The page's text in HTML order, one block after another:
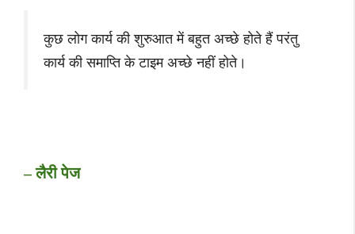
कुछ लोग कार्य की शुरुआत में बहुत अच्छे होते हैं परंतु
कार्य की समाप्ति के टाइम अच्छे नहीं होते।
– लैरी पेज